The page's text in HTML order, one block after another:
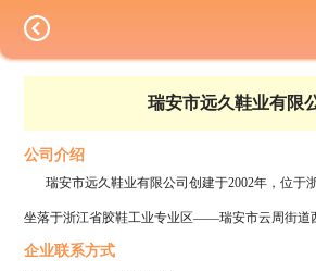
瑞安市远久鞋业有限
公司介绍
坐落于浙江省胶鞋工业专业区——瑞安市云周街道西垟线。是从事胶鞋设计、生产、销售为一体的专业企业，公司现有5条国内先进的硫化鞋生产线，1条冷粘线，日生产能力达2万双。公司新产品的设计开发能力强，每年都有款式新颖的产品投放市场，深受广大客户的欢迎，产品畅销欧洲，美国等多个国家。 公司自创办以来，坚持“质量第一，用户至上”的方针，实施创名牌，讲信誉的经营战略，实行全过程质量监控。公司生产的鞋等系列产品由中国人民保险公司提供“产品责任”保险。一流的产品质量，一
企业联系方式